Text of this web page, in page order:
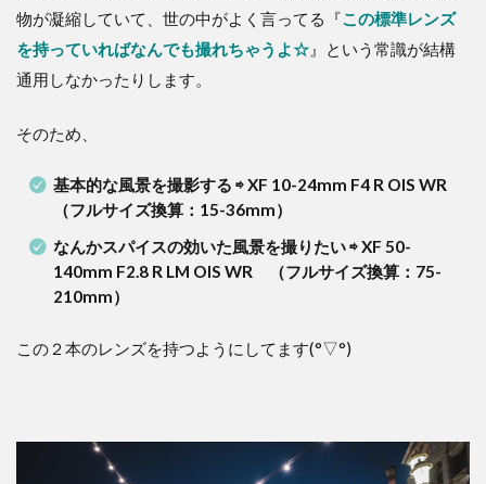
物が凝縮していて、世の中がよく言ってる『この標準レンズ
を持っていればなんでも撮れちゃうよ☆ 』という常識が結構
通用しなかったりします。
そのため、
基本的な風景を撮影する ⇨ XF 10-24mm F4 R OIS WR
（フルサイズ換算：15-36mm）
なんかスパイスの効いた風景を撮りたい ⇨ XF 50-
140mm F2.8 R LM OIS WR （フルサイズ換算：75-
210mm）
この２本のレンズを持つようにしてます(°▽°)